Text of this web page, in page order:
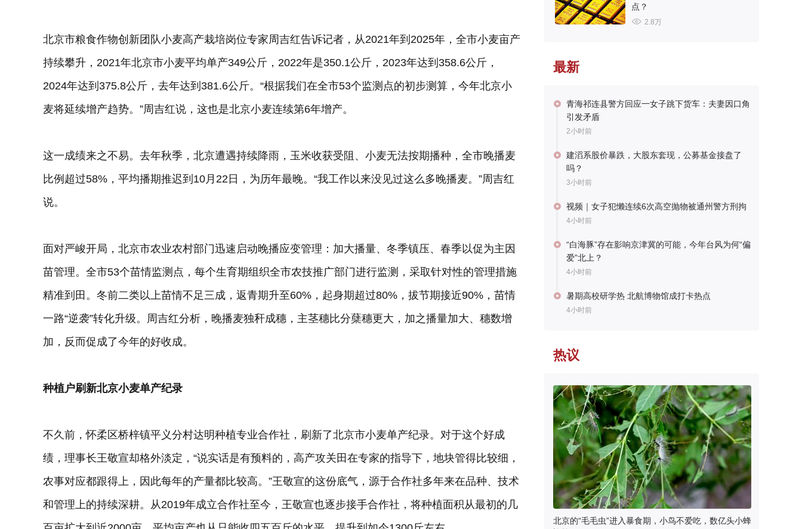
北京市粮食作物创新团队小麦高产栽培岗位专家周吉红告诉记者，从2021年到2025年，全市小麦亩产
持续攀升，2021年北京市小麦平均单产349公斤，2022年是350.1公斤，2023年达到358.6公斤，
2024年达到375.8公斤，去年达到381.6公斤。“根据我们在全市53个监测点的初步测算，今年北京小
麦将延续增产趋势。”周吉红说，这也是北京小麦连续第6年增产。
这一成绩来之不易。去年秋季，北京遭遇持续降雨，玉米收获受阻、小麦无法按期播种，全市晚播麦
比例超过58%，平均播期推迟到10月22日，为历年最晚。“我工作以来没见过这么多晚播麦。”周吉红
说。
面对严峻开局，北京市农业农村部门迅速启动晚播应变管理：加大播量、冬季镇压、春季以促为主因
苗管理。全市53个苗情监测点，每个生育期组织全市农技推广部门进行监测，采取针对性的管理措施
精准到田。冬前二类以上苗情不足三成，返青期升至60%，起身期超过80%，拔节期接近90%，苗情
一路“逆袭”转化升级。周吉红分析，晚播麦独秆成穗，主茎穗比分蘖穗更大，加之播量加大、穗数增
加，反而促成了今年的好收成。
种植户刷新北京小麦单产纪录
不久前，怀柔区桥梓镇平义分村达明种植专业合作社，刷新了北京市小麦单产纪录。对于这个好成
绩，理事长王敬宣却格外淡定，“说实话是有预料的，高产攻关田在专家的指导下，地块管得比较细，
农事对应都跟得上，因此每年的产量都比较高。”王敬宣的这份底气，源于合作社多年来在品种、技术
和管理上的持续深耕。从2019年成立合作社至今，王敬宣也逐步接手合作社，将种植面积从最初的几
点？
2.8万
最新
青海祁连县警方回应一女子跳下货车：夫妻因口角
引发矛盾
2小时前
建滔系股价暴跌，大股东套现，公募基金接盘了
吗？
3小时前
视频｜女子犯懒连续6次高空抛物被通州警方刑拘
4小时前
“白海豚”存在影响京津冀的可能，今年台风为何“偏
爱”北上？
4小时前
暑期高校研学热 北航博物馆成打卡热点
4小时前
热议
北京的“毛毛虫”进入暴食期，小鸟不爱吃，数亿头小蜂